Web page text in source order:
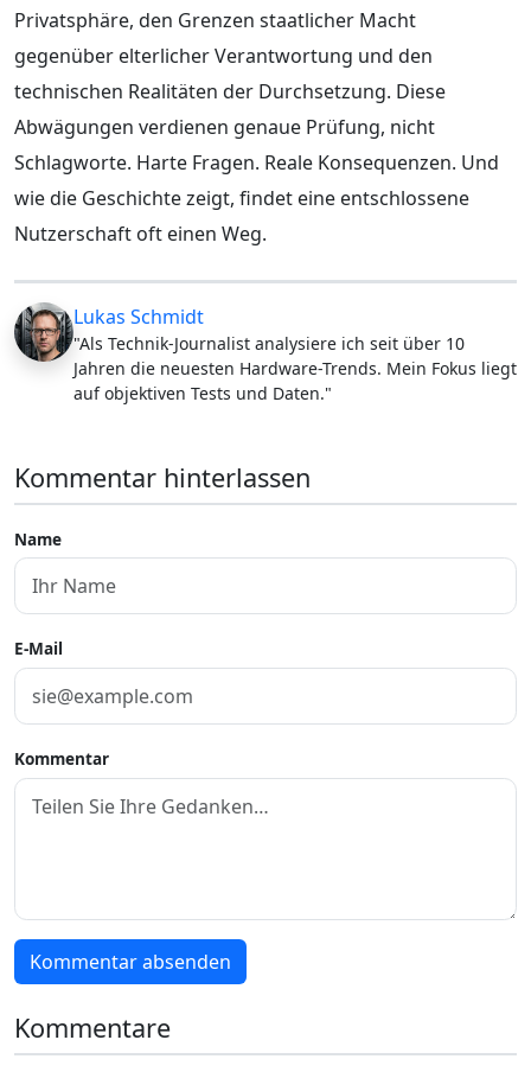
Privatsphäre, den Grenzen staatlicher Macht
gegenüber elterlicher Verantwortung und den
technischen Realitäten der Durchsetzung. Diese
Abwägungen verdienen genaue Prüfung, nicht
Schlagworte. Harte Fragen. Reale Konsequenzen. Und
wie die Geschichte zeigt, findet eine entschlossene
Nutzerschaft oft einen Weg.
Lukas Schmidt
"Als Technik-Journalist analysiere ich seit über 10
Jahren die neuesten Hardware-Trends. Mein Fokus liegt
auf objektiven Tests und Daten."
Kommentar hinterlassen
Name
E-Mail
Kommentar
Kommentar absenden
Kommentare